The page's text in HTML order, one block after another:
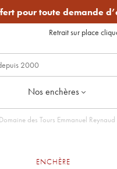
pour toute demande
Retrait sur place
Nos enchères
ENCHÈRE